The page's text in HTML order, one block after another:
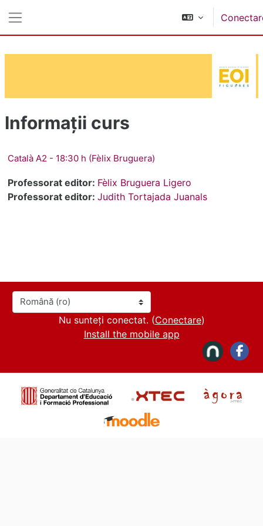
Informații curs
Català A2 - 18:30 h (Fèlix Bruguera)
Professorat editor: Fèlix Bruguera Ligero
Professorat editor: Judith Tortajada Juanals
Limbă
Nu sunteți conectat. (Conectare)
Install the mobile app